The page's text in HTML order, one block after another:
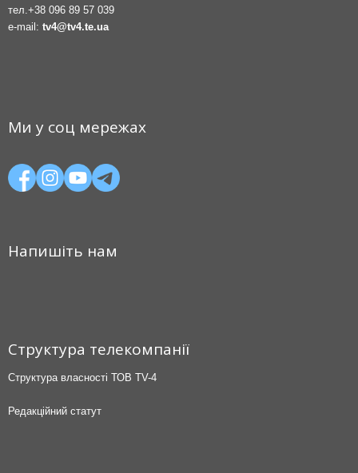
тел. +38 096 89 57 039
e-mail: tv4@tv4.te.ua
Ми у соц мережах
Напишіть нам
Структура телекомпанії
Структура власності ТОВ TV-4
Редакційний статут